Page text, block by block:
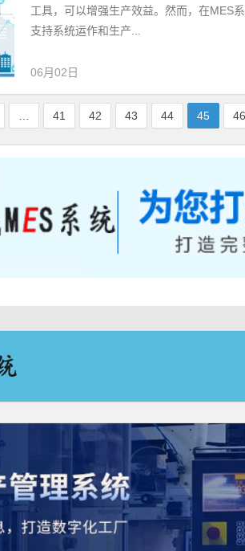
工具，可以增强生产效益。然而，在MES
支持系统运作和生产...
06月02日
41 42 43 44 45 46